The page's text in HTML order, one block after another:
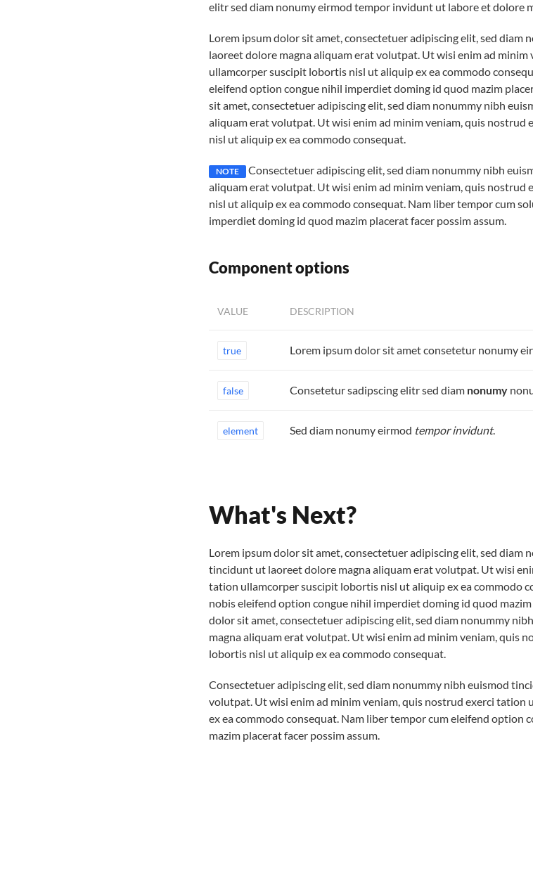
elitr sed diam nonumy eirmod tempor invidunt ut labore et dolore
Lorem ipsum dolor sit amet, consectetuer adipiscing elit, sed
laoreet dolore magna aliquam erat volutpat. Ut wisi enim ad
ullamcorper suscipit lobortis nisl ut aliquip ex ea commodo
eleifend option congue nihil imperdiet doming id quod mazim
sit amet, consectetuer adipiscing elit, sed diam nonummy nibh
aliquam erat volutpat. Ut wisi enim ad minim veniam, quis
nisl ut aliquip ex ea commodo consequat.
NOTE
Consectetuer adipiscing elit, sed diam nonummy nibh
aliquam erat volutpat. Ut wisi enim ad minim veniam, quis
nisl ut aliquip ex ea commodo consequat. Nam liber tempor cum
imperdiet doming id quod mazim placerat facer possim assum.
Component options
VALUE DESCRIPTION
true Lorem ipsum dolor sit amet consetetur nonumy
false Consetetur sadipscing elitr sed diam nonumy
element Sed diam nonumy eirmod tempor invidunt.
What's Next?
Lorem ipsum dolor sit amet, consectetuer adipiscing elit, sed diam
tincidunt ut laoreet dolore magna aliquam erat volutpat. Ut wisi
tation ullamcorper suscipit lobortis nisl ut aliquip ex ea commodo
nobis eleifend option congue nihil imperdiet doming id quod
dolor sit amet, consectetuer adipiscing elit, sed diam nonummy
magna aliquam erat volutpat. Ut wisi enim ad minim veniam, quis
lobortis nisl ut aliquip ex ea commodo consequat.
Consectetuer adipiscing elit, sed diam nonummy nibh euismod
volutpat. Ut wisi enim ad minim veniam, quis nostrud exerci
ex ea commodo consequat. Nam liber tempor cum eleifend option
mazim placerat facer possim assum.